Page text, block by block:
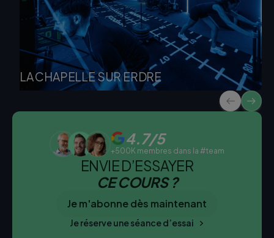
LA CHAPELLE SUR ERDRE
4.7/5
+500K membres dans la #team
ENVIE D’ESSAYER
CE COURS ?
Je m'abonne dès maintenant
Je réserve une séance d’essai